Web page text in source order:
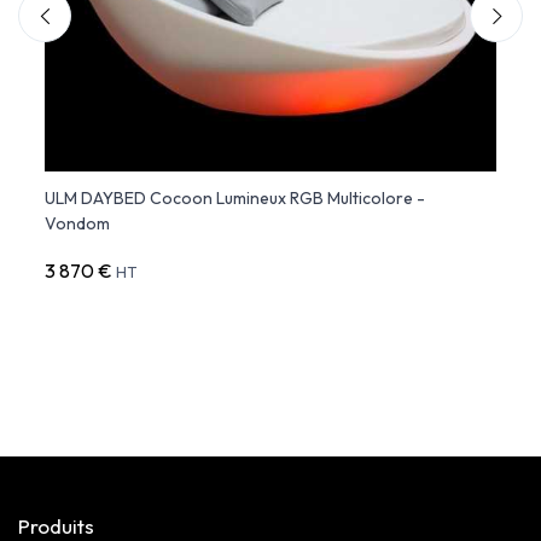
ULM DAYBED Cocoon Lumineux RGB Multicolore -
Vondom
3 870 € HT
Produits